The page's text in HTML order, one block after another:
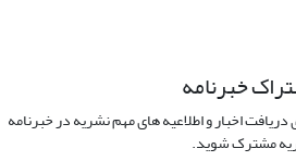
خبرنامه
دریافت اخبار و اطلاعیه های مهم نشریه در خبرنامه
مشترک شوید.